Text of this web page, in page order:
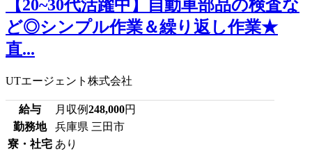
【20~30代活躍中】自動車部品の検査な
ど◎シンプル作業＆繰り返し作業★
直...
UTエージェント株式会社
給与 月収例248,000円
勤務地
兵庫県 三田市
寮・社宅 あり